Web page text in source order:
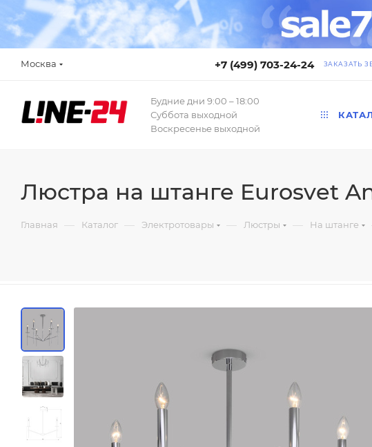
Москва +7 (499) 703-24-24 ЗАКАЗАТЬ
Будние дни 9:00 – 18:00
Суббота выходной
Воскресенье выходной
Люстра на штанге Eurosvet
Главная — Каталог — Электротовары — Люстры — На штанге